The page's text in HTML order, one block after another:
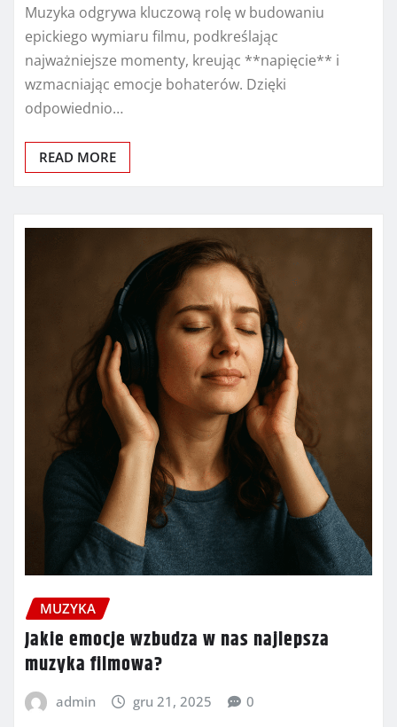
Muzyka odgrywa kluczową rolę w budowaniu
epickiego wymiaru filmu, podkreślając
najważniejsze momenty, kreując **napięcie** i
wzmacniając emocje bohaterów. Dzięki
odpowiednio…
READ MORE
MUZYKA
Jakie emocje wzbudza w nas najlepsza
muzyka filmowa?
admin gru 21, 2025 0